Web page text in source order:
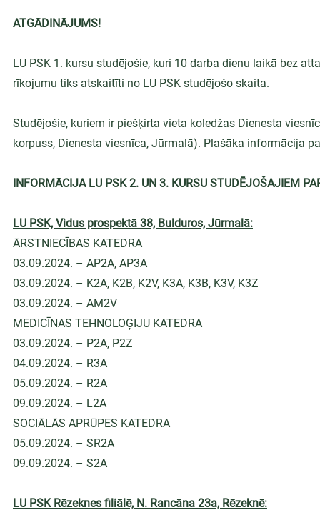
ATGĀDINĀJUMS!
LU PSK 1. kursu studējošie, kuri 10 darba dienu laikā bez
rīkojumu tiks atskaitīti no LU PSK studējošo skaita.
Studējošie, kuriem ir piešķirta vieta koledžas Dienesta
korpuss, Dienesta viesnīca, Jūrmalā). Plašāka informācija
INFORMĀCIJA LU PSK 2. UN 3. KURSU STUDĒJOŠAJIEM
LU PSK, Vidus prospektā 38, Bulduros, Jūrmalā:
ĀRSTNIECĪBAS KATEDRA
03.09.2024. – AP2A, AP3A
03.09.2024. – K2A, K2B, K2V, K3A, K3B, K3V, K3Z
03.09.2024. – AM2V
MEDICĪNAS TEHNOLOĢIJU KATEDRA
03.09.2024. – P2A, P2Z
04.09.2024. – R3A
05.09.2024. – R2A
09.09.2024. – L2A
SOCIĀLĀS APRŪPES KATEDRA
05.09.2024. – SR2A
09.09.2024. – S2A
LU PSK Rēzeknes filiālē, N. Rancāna 23a, Rēzeknē: